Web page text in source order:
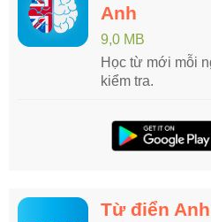
Anh
9,0 MB
Học từ mới mỗi
kiểm tra.
Từ điển